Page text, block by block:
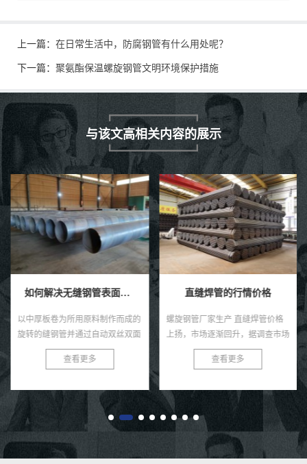
上一篇： 在日常生活中，防腐钢管有什么用处呢？
下一篇： 聚氨酯保温螺旋钢管文明环境保护措施
与该文高相关内容的展示
如何解决无缝钢管表面感觉的褐色锈点？
以中厚板卷为所用原料制作而成的
旋转的缝钢管并通过自动双丝双面
焊条电弧焊压制成型而成的就是螺
旋焊管啦，直缝焊管将热轧扔进点
后...
查看更多
直缝焊管的行情价格
螺旋钢管厂家生产 直缝焊管价格
上扬，市场逐渐回升，据调查市场
5月份直缝钢管项目全面启动早，
项目项目多，为了新一代人工智能
商...
查看更多